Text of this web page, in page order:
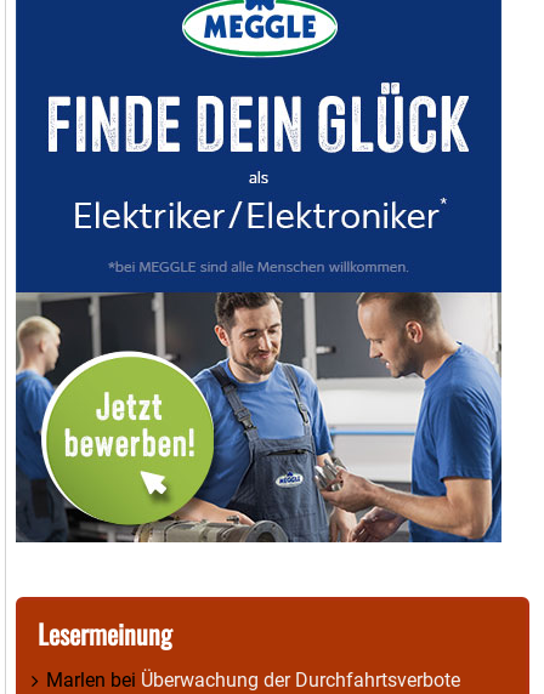
Lesermeinung
Marlen bei Überwachung der Durchfahrtsverbote